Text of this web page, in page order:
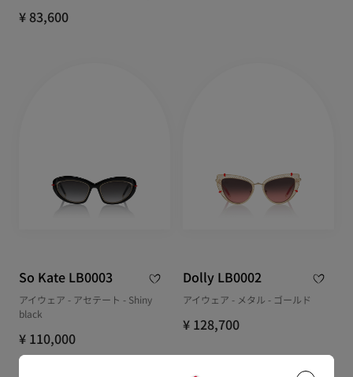
¥ 83,600
So Kate LB0003
アイウェア - アセテート - Shiny
black
¥ 110,000
Dolly LB0002
アイウェア - メタル - ゴールド
¥ 128,700